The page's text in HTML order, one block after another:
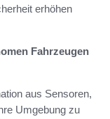
erhöhen
Fahrzeugen
aus Sensoren,
Umgebung zu